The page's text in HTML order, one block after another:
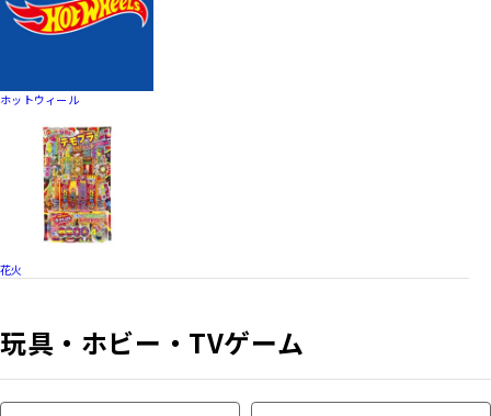
ホットウィール
花火
玩具・ホビー・TVゲーム